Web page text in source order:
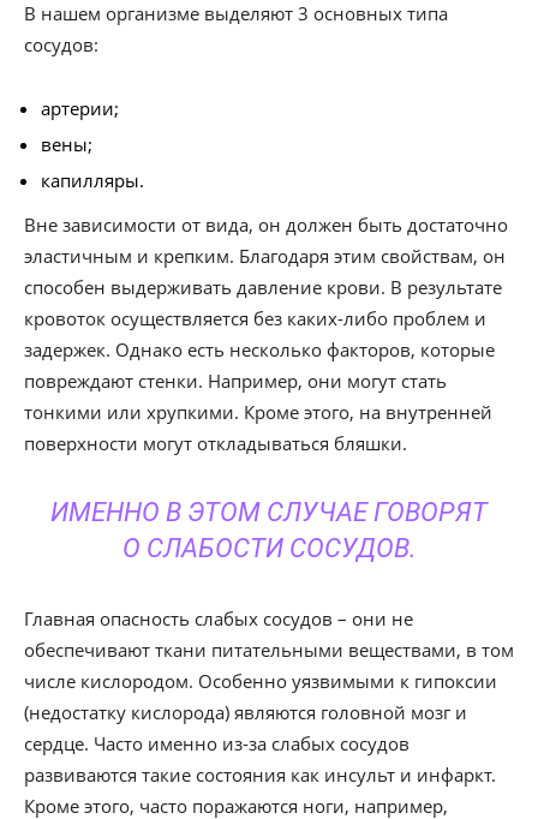
В нашем организме выделяют 3 основных типа
сосудов:
артерии;
вены;
капилляры.
Вне зависимости от вида, он должен быть достаточно
эластичным и крепким. Благодаря этим свойствам, он
способен выдерживать давление крови. В результате
кровоток осуществляется без каких-либо проблем и
задержек. Однако есть несколько факторов, которые
повреждают стенки. Например, они могут стать
тонкими или хрупкими. Кроме этого, на внутренней
поверхности могут откладываться бляшки.
ИМЕННО В ЭТОМ СЛУЧАЕ ГОВОРЯТ
О СЛАБОСТИ СОСУДОВ.
Главная опасность слабых сосудов – они не
обеспечивают ткани питательными веществами, в том
числе кислородом. Особенно уязвимыми к гипоксии
(недостатку кислорода) являются головной мозг и
сердце. Часто именно из-за слабых сосудов
развиваются такие состояния как инсульт и инфаркт.
Кроме этого, часто поражаются ноги, например,